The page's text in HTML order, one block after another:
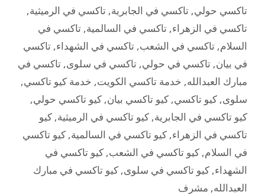
تاكسي حولي, تاكسي في الجابرية, تاكسي في الرميثية,
تاكسي في الزهراء, تاكسي في السالمية, تاكسي في
السلام, تاكسي في الشعب, تاكسي في الشهداء, تاكسي
في بيان, تاكسي في حولي, تاكسي في سلوى, تاكسي في
مبارك العبدالله, خدمة تاكسي الكويت, خدمة كيو تاكسي,
سلوى, كيو تاكسي, كيو تاكسي بيان, كيو تاكسي حولي,
كيو تاكسي في الجابرية, كيو تاكسي في الرميثية, كيو
تاكسي في الزهراء, كيو تاكسي في السالمية, كيو تاكسي
في السلام, كيو تاكسي في الشعب, كيو تاكسي في
الشهداء, كيو تاكسي في سلوى, كيو تاكسي في مبارك
العبدالله, مشرف